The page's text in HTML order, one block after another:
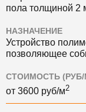
пола толщиной 2
НАЗНАЧЕНИЕ
Устройство
позволяющее
СТОИМОСТЬ (РУБ/
от 3600 руб/м2